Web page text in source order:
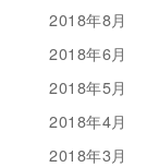
2018年8月
2018年6月
2018年5月
2018年4月
2018年3月